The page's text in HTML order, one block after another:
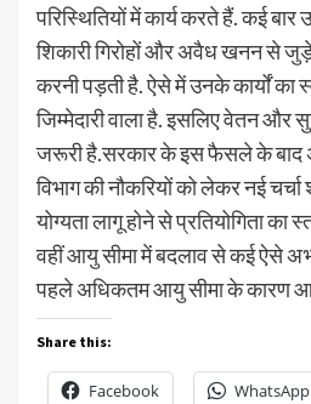
परिस्थितियों में कार्य करते हैं. कई
शिकारी गिरोहों और अवैध खनन से जुड़े
करनी पड़ती है. ऐसे में उनके कार्यों का
जिम्मेदारी वाला है. इसलिए वेतन और
जरूरी है.सरकार के इस फैसले के बाद
विभाग की नौकरियों को लेकर नई
योग्यता लागू होने से प्रतियोगिता का
वहीं आयु सीमा में बदलाव से कई ऐसे
पहले अधिकतम आयु सीमा के कारण
Share this:
Facebook WhatsApp